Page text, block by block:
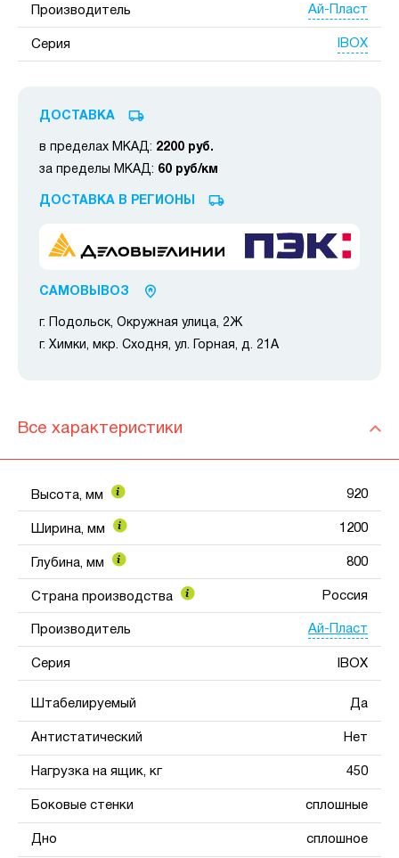
Производитель Ай-Пласт
Серия IBOX
ДОСТАВКА
в пределах МКАД: 2200 руб.
за пределы МКАД: 60 руб/км
ДОСТАВКА В РЕГИОНЫ
САМОВЫВОЗ
г. Подольск, Окружная улица, 2Ж
г. Химки, мкр. Сходня, ул. Горная, д. 21А
Все характеристики
Высота, мм 920
Ширина, мм 1200
Глубина, мм 800
Страна производства Россия
Производитель Ай-Пласт
Серия IBOX
Штабелируемый Да
Антистатический Нет
Нагрузка на ящик, кг 450
Боковые стенки сплошные
Дно сплошное